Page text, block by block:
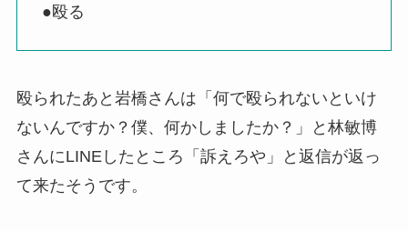
●殴る
殴られたあと岩橋さんは「何で殴られないといけ
ないんですか？僕、何かしましたか？」と林敏博
さんにLINEしたところ「訴えろや」と返信が返っ
て来たそうです。